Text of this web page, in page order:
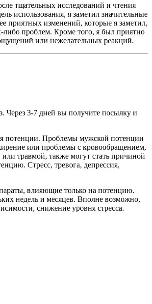
тщательных исследований и чтения
использования, я заметил значительные
приятных изменений, которые я заметил,
либо проблем. Кроме того, я был приятно
или нежелательных реакций.
Через 3-7 дней вы получите посылку и
потенции. Проблемы мужской потенции
или проблемы с кровообращением,
травмой, также могут стать причиной
Стресс, тревога, депрессия,
влияющие только на потенцию.
недель и месяцев. Вполне возможно,
снижение уровня стресса.